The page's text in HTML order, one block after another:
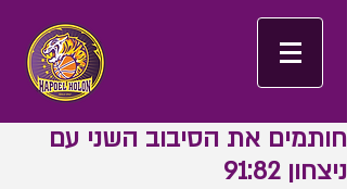
חותמים את הסיבוב השני עם
ניצחון 91:82